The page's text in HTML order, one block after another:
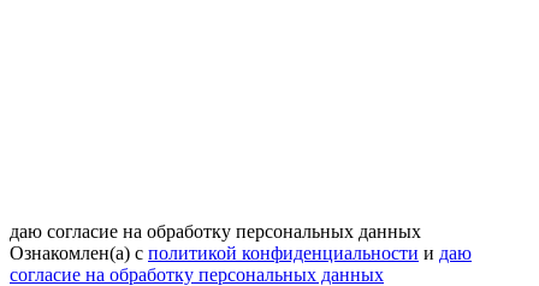
даю согласие на обработку персональных данных
Ознакомлен(а) с политикой конфиденциальности и даю
согласие на обработку персональных данных